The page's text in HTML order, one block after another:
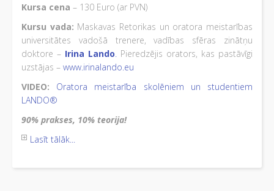
Kursa cena – 130 Euro (ar PVN)
Kursu vada: Maskavas Retorikas un oratora meistarības
universitātes vadošā trenere, vadības sfēras zinātņu
doktore – Irina Lando Pieredzējis orators, kas pastāvīgi
uzstājas – www.irinalando.eu
VIDEO:
Oratora meistarība skolēniem un studentiem
LANDO®
90% prakses, 10% teorija!
Lasīt tālāk...